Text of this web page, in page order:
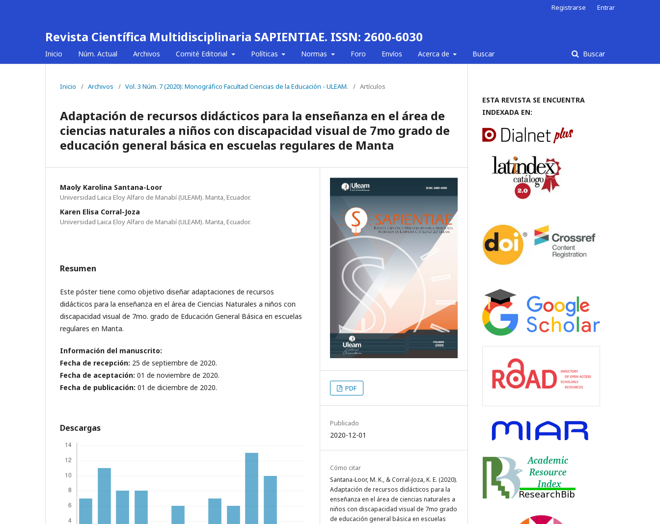
Revista Científica Multidisciplinaria SAPIENTIAE. ISSN: 2600-6030
Inicio Núm. Actual Archivos Comité Editorial Políticas Normas Foro Envíos Acerca de Buscar Buscar
Registrarse Entrar
Inicio / Archivos / Vol. 3 Núm. 7 (2020): Monográfico Facultad Ciencias de la Educación - ULEAM. / Artículos
Adaptación de recursos didácticos para la enseñanza en el área de
ciencias naturales a niños con discapacidad visual de 7mo grado de
educación general básica en escuelas regulares de Manta
Maoly Karolina Santana-Loor
Universidad Laica Eloy Alfaro de Manabí (ULEAM). Manta, Ecuador.
Karen Elisa Corral-Joza
Universidad Laica Eloy Alfaro de Manabí (ULEAM). Manta, Ecuador.
Resumen
Este póster tiene como objetivo diseñar adaptaciones de recursos
didácticos para la enseñanza en el área de Ciencias Naturales a niños con
discapacidad visual de 7mo. grado de Educación General Básica en escuelas
regulares en Manta.
Información del manuscrito:
Fecha de recepción: 25 de septiembre de 2020.
Fecha de aceptación: 01 de noviembre de 2020.
Fecha de publicación: 01 de diciembre de 2020.
Descargas
PDF
Publicado
2020-12-01
Cómo citar
Santana-Loor, M. K., & Corral-Joza, K. E. (2020).
Adaptación de recursos didácticos para la
enseñanza en el área de ciencias naturales a
niños con discapacidad visual de 7mo grado
de educación general básica en escuelas
ESTA REVISTA SE ENCUENTRA
INDEXADA EN: